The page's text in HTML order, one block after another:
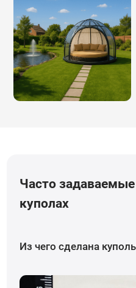
Часто
куполах
Из чего сделана